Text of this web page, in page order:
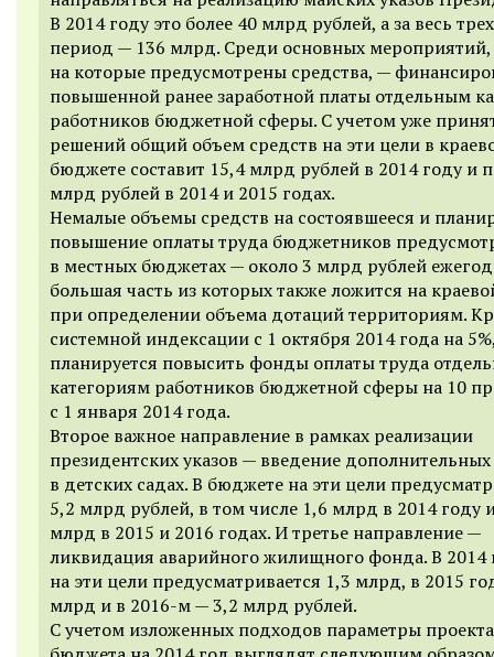
В 2014 году это более 40 млрд рублей, а за весь
период — 136 млрд. Среди основных мероприятий,
на которые предусмотрены средства, —
повышенной ранее заработной платы отдельным
работников бюджетной сферы. С учетом уже
решений общий объем средств на эти цели в
бюджете составит 15,4 млрд рублей в 2014 году и
млрд рублей в 2014 и 2015 годах.
Немалые объемы средств на состоявшееся и
повышение оплаты труда бюджетников
в местных бюджетах — около 3 млрд рублей
большая часть из которых также ложится на
при определении объема дотаций территориям.
системной индексации с 1 октября 2014 года на
планируется повысить фонды оплаты труда
категориям работников бюджетной сферы на 10
с 1 января 2014 года.
Второе важное направление в рамках реализации
президентских указов — введение
в детских садах. В бюджете на эти цели
5,2 млрд рублей, в том числе 1,6 млрд в 2014 году
млрд в 2015 и 2016 годах. И третье направление —
ликвидация аварийного жилищного фонда. В 2014
на эти цели предусматривается 1,3 млрд, в 2015
млрд и в 2016-м —3,2 млрд рублей.
С учетом изложенных подходов параметры